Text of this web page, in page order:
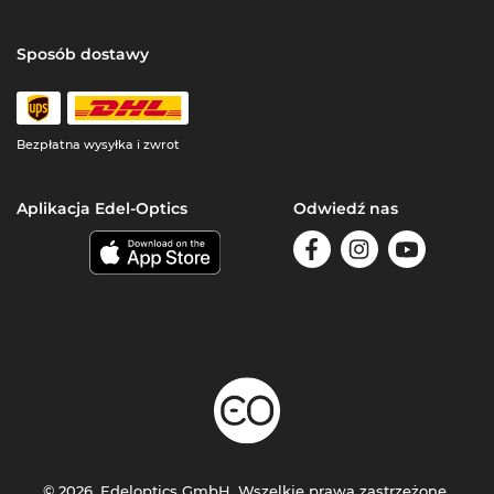
Sposób dostawy
Bezpłatna wysyłka i zwrot
Aplikacja Edel-Optics Odwiedź nas